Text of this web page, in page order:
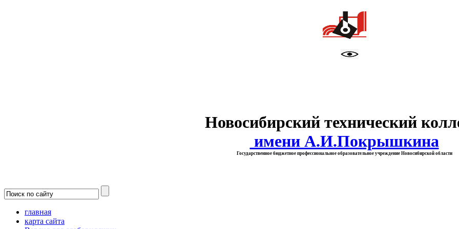
Новосибирский технический
имени А.И.Покрышкина
Государственное бюджетное профессиональное образовательное учреждение Новосибирской области
главная
карта сайта